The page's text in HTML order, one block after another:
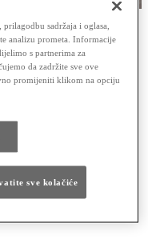
još danas!
a naši prodajni savjetnici
roku.
sadržaja i oglasa,
analizu prometa. Informacije
s partnerima za
da zadržite sve ove
promijeniti klikom na opciju
sve kolačiće